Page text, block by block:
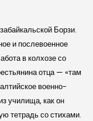
Борзи.
и послевоенное
в колхозе со
отца — «там
военно-
училища, как он
тетрадь со стихами.